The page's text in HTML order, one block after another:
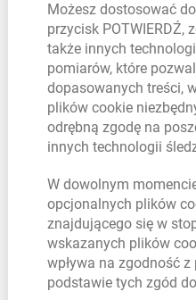
Produkt jest skierowany do
średnim terminie,
Zysk z produktu
Produkt strukturyzowany
warunkiem, że wartość
powyżej 90% swojej
0%. Kupony będą
kapitału + suma
Kapitał jest gwarantowany
Najważniejsze informacje
Emitent: Bank Millennium
Okres subskrypcji: 5 lipca
Możesz dostosować
przycisk
także innych
pomiarów, które
dopasowanych treści,
plikówcookie
odrębną zgodę na
innych technologii
W dowolnym
opcjonalnych plików
znajdującego się w
wskazanych plików
wpływa na zgodność
podstawie tych zgód